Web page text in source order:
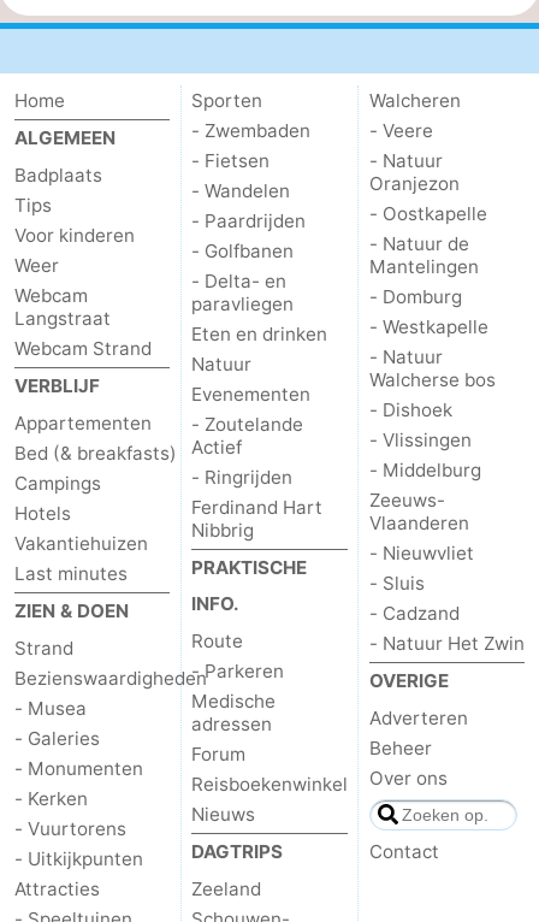
Home
ALGEMEEN
Badplaats
Tips
Voor kinderen
Weer
Webcam
Langstraat
Webcam Strand
VERBLIJF
Appartementen
Bed (& breakfasts)
Campings
Hotels
Vakantiehuizen
Last minutes
ZIEN & DOEN
Strand
Bezienswaardigheden
- Musea
- Galeries
- Monumenten
- Kerken
- Vuurtorens
- Uitkijkpunten
Attracties
Sporten
- Zwembaden
- Fietsen
- Wandelen
- Paardrijden
- Golfbanen
- Delta- en
paravliegen
Eten en drinken
Natuur
Evenementen
- Zoutelande
Actief
- Ringrijden
Ferdinand Hart
Nibbrig
PRAKTISCHE
INFO.
Route
- Parkeren
Medische
adressen
Forum
Reisboekenwinkel
Nieuws
DAGTRIPS
Zeeland
Walcheren
- Veere
- Natuur
Oranjezon
- Oostkapelle
- Natuur de
Mantelingen
- Domburg
- Westkapelle
- Natuur
Walcherse bos
- Dishoek
- Vlissingen
- Middelburg
Zeeuws-
Vlaanderen
- Nieuwvliet
- Sluis
- Cadzand
- Natuur Het Zwin
OVERIGE
Adverteren
Beheer
Over ons
Contact